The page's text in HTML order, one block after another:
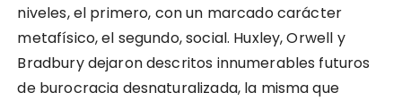
niveles, el primero, con un marcado carácter
metafísico, el segundo, social. Huxley, Orwell y
Bradbury dejaron descritos innumerables futuros
de burocracia desnaturalizada, la misma que